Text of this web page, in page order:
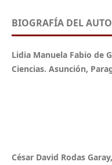
BIOGRAFÍA DEL
Lidia Manuela Fabio de
Ciencias. Asunción,
César David Rodas